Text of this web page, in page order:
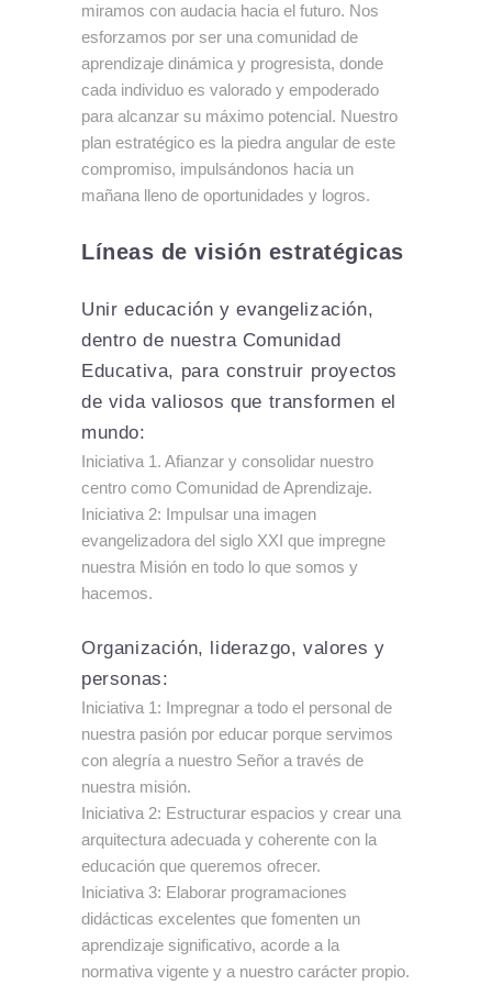
miramos con audacia hacia el futuro. Nos
esforzamos por ser una comunidad de
aprendizaje dinámica y progresista, donde
cada individuo es valorado y empoderado
para alcanzar su máximo potencial. Nuestro
plan estratégico es la piedra angular de este
compromiso, impulsándonos hacia un
mañana lleno de oportunidades y logros.
Líneas de visión estratégicas
Unir educación y evangelización,
dentro de nuestra Comunidad
Educativa, para construir proyectos
de vida valiosos que transformen el
mundo:
Iniciativa 1. Afianzar y consolidar nuestro
centro como Comunidad de Aprendizaje.
Iniciativa 2: Impulsar una imagen
evangelizadora del siglo XXI que impregne
nuestra Misión en todo lo que somos y
hacemos.
Organización, liderazgo, valores y
personas:
Iniciativa 1: Impregnar a todo el personal de
nuestra pasión por educar porque servimos
con alegría a nuestro Señor a través de
nuestra misión.
Iniciativa 2: Estructurar espacios y crear una
arquitectura adecuada y coherente con la
educación que queremos ofrecer.
Iniciativa 3: Elaborar programaciones
didácticas excelentes que fomenten un
aprendizaje significativo, acorde a la
normativa vigente y a nuestro carácter propio.